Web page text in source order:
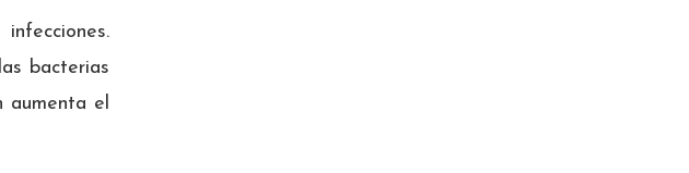
bacterias
aumenta el